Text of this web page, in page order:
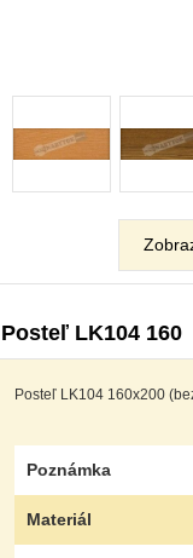
Posteľ LK104 160
Posteľ LK104 160x200
Poznámka
Materiál